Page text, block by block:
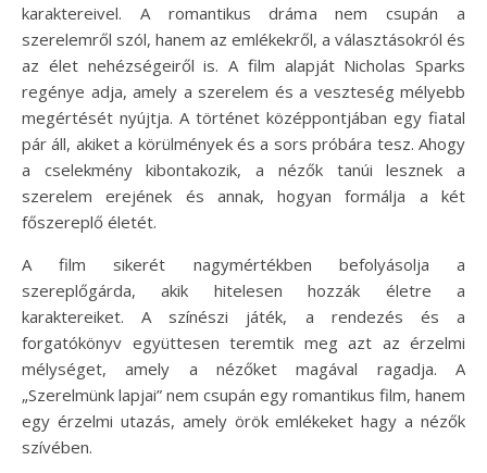
karaktereivel. A romantikus dráma nem csupán a
szerelemről szól, hanem az emlékekről, a választásokról és
az élet nehézségeiről is. A film alapját Nicholas Sparks
regénye adja, amely a szerelem és a veszteség mélyebb
megértését nyújtja. A történet középpontjában egy fiatal
pár áll, akiket a körülmények és a sors próbára tesz. Ahogy
a cselekmény kibontakozik, a nézők tanúi lesznek a
szerelem erejének és annak, hogyan formálja a két
főszereplő életét.
A film sikerét nagymértékben befolyásolja a
szereplőgárda, akik hitelesen hozzák életre a
karaktereiket. A színészi játék, a rendezés és a
forgatókönyv együttesen teremtik meg azt az érzelmi
mélységet, amely a nézőket magával ragadja. A
„Szerelmünk lapjai” nem csupán egy romantikus film, hanem
egy érzelmi utazás, amely örök emlékeket hagy a nézők
szívében.